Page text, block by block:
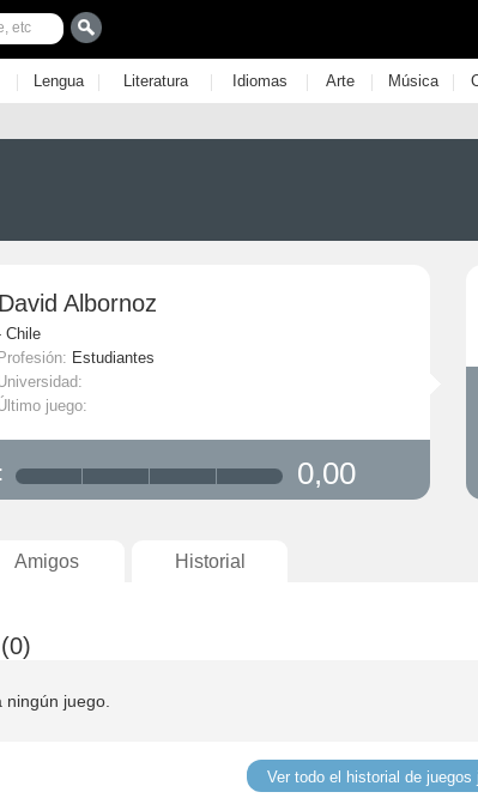
| Lengua | Literatura | Idiomas | Arte | Música |
David Albornoz
Chile
Profesión: Estudiantes
juego:
0,00
Amigos Historial
0)
juego.
Ver todo el historial de juegos